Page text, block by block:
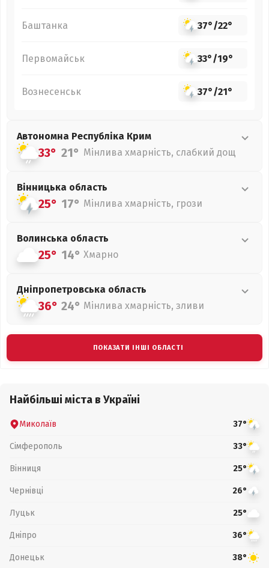
Баштанка 37°/22°
Первомайськ 33°/19°
Вознесенськ 37°/21°
Автономна Республіка Крим
33° 21° Мінлива хмарність, слабкий дощ
Вінницька область
25° 17° Мінлива хмарність, грози
Волинська область
25° 14° Хмарно
Дніпропетровська область
36° 24° Мінлива хмарність, зливи
ПОКАЗАТИ ІНШІ ОБЛАСТІ
Найбільші міста в Україні
Миколаїв 37°
Сімферополь 33°
Вінниця 25°
Чернівці 26°
Луцьк 25°
Дніпро 36°
Донецьк 38°